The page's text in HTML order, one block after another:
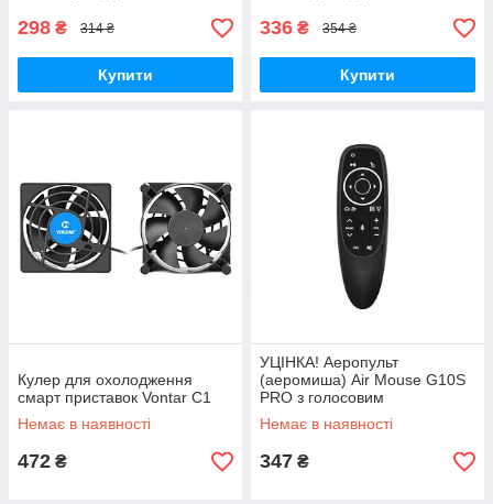
298 ₴ 314 ₴
Купити
336 ₴ 354 ₴
Купити
Кулер для охолодження
смарт приставок Vontar C1
Немає в наявності
472 ₴
УЦІНКА! Аеропульт
(аеромиша) Air Mouse G10S
PRO з голосовим
управлінням, підсвічуванням
і гіроскопом
Немає в наявності
347 ₴